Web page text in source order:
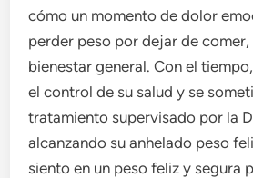
cómo un momento de dolor
perder peso por dejar de
bienestar general. Con el
el control de su salud y se
tratamiento supervisado por la
alcanzando su anhelado peso
siento en un peso feliz y segura